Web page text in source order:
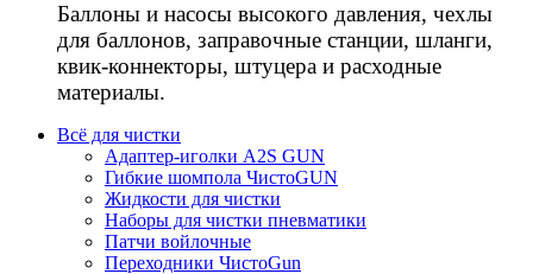
Баллоны и насосы высокого давления, чехлы
для баллонов, заправочные станции, шланги,
квик-коннекторы, штуцера и расходные
материалы.
Всё для чистки
Адаптер-иголки A2S GUN
Гибкие шомпола ЧистоGUN
Жидкости для чистки
Наборы для чистки пневматики
Патчи войлочные
Переходники ЧистоGun